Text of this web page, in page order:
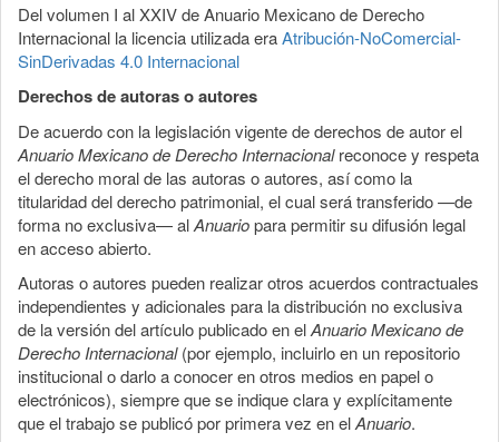
Del volumen I al XXIV de Anuario Mexicano de Derecho
Internacional la licencia utilizada eraAtribución-NoComercial-
SinDerivadas 4.0 Internacional
Derechos de autoras o autores
De acuerdo con la legislación vigente de derechos de autor el
Anuario Mexicano de Derecho Internacionalreconoce y respeta
el derecho moral de las autoras o autores, así como la
titularidad del derecho patrimonial, el cual será transferido —de
forma no exclusiva— alAnuariopara permitir su difusión legal
en acceso abierto.
Autoras o autores pueden realizar otros acuerdos contractuales
independientes y adicionales para la distribución no exclusiva
de la versión del artículo publicado en elAnuario Mexicano de
Derecho Internacional(por ejemplo, incluirlo en un repositorio
institucional o darlo a conocer en otros medios en papel o
electrónicos), siempre que se indique clara y explícitamente
que el trabajo se publicó por primera vez en elAnuario.